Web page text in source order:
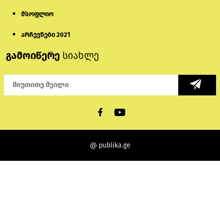
მსოფლიო
არჩევნები 2021
გამოიწერე სიახლე
@ publika.ge